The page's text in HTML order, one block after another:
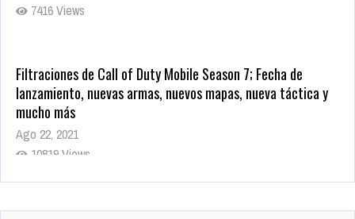
7416 Views
Filtraciones de Call of Duty Mobile Season 7; Fecha de
lanzamiento, nuevas armas, nuevos mapas, nueva táctica y
mucho más
Ago 22, 2021
10819 Views
La configuración de Call of Duty 2021 aparentemente ya fue